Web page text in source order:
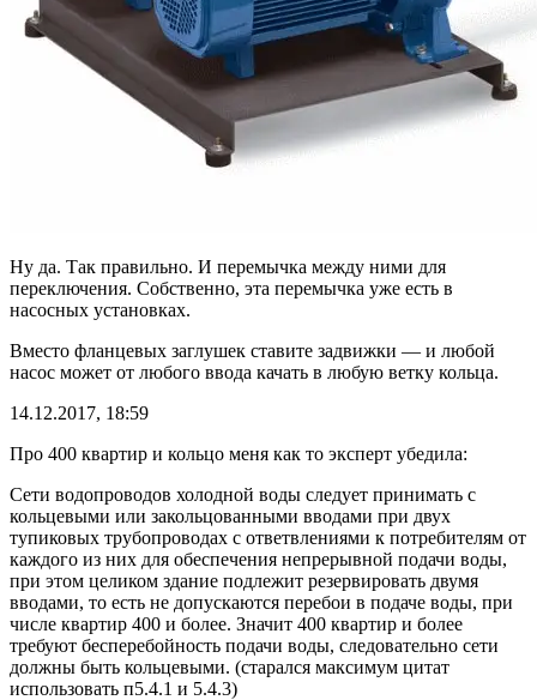
Ну да. Так правильно. И перемычка между ними для
переключения. Собственно, эта перемычка уже есть в
насосных установках.
Вместо фланцевых заглушек ставите задвижки — и любой
насос может от любого ввода качать в любую ветку кольца.
14.12.2017, 18:59
Про 400 квартир и кольцо меня как то эксперт убедила:
Сети водопроводов холодной воды следует принимать с
кольцевыми или закольцованными вводами при двух
тупиковых трубопроводах с ответвлениями к потребителям от
каждого из них для обеспечения непрерывной подачи воды,
при этом целиком здание подлежит резервировать двумя
вводами, то есть не допускаются перебои в подаче воды, при
числе квартир 400 и более. Значит 400 квартир и более
требуют бесперебойность подачи воды, следовательно сети
должны быть кольцевыми. (старался максимум цитат
использовать п5.4.1 и 5.4.3)